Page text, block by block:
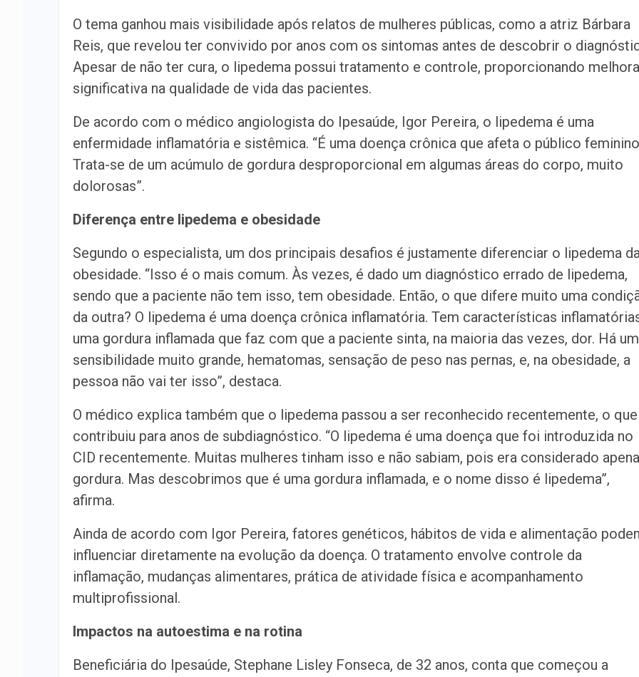
O tema ganhou mais visibilidade após relatos de mulheres públicas, como a atriz Bárbara
Reis, que revelou ter convivido por anos com os sintomas antes de descobrir o
Apesar de não ter cura, o lipedema possui tratamento e controle, proporcionando melhora
significativa na qualidade de vida das pacientes.
De acordo com o médico angiologista do Ipesaúde, Igor Pereira, o lipedema é uma
enfermidade inflamatória e sistêmica. “É uma doença crônica que afeta o público
Trata-se de um acúmulo de gordura desproporcional em algumas áreas do corpo, muito
dolorosas”.
Diferença entre lipedema e obesidade
Segundo o especialista, um dos principais desafios é justamente diferenciar o lipedema
obesidade. “Isso é o mais comum. Às vezes, é dado um diagnóstico errado de lipedema,
sendo que a paciente não tem isso, tem obesidade. Então, o que difere muito uma
da outra? O lipedema é uma doença crônica inflamatória. Tem características
uma gordura inflamada que faz com que a paciente sinta, na maioria das vezes, dor. Há
sensibilidade muito grande, hematomas, sensação de peso nas pernas, e, na obesidade, a
pessoa não vai ter isso”, destaca.
O médico explica também que o lipedema passou a ser reconhecido recentemente, o que
contribuiu para anos de subdiagnóstico. “O lipedema é uma doença que foi introduzida no
CID recentemente. Muitas mulheres tinham isso e não sabiam, pois era considerado
gordura. Mas descobrimos que é uma gordura inflamada, e o nome disso é lipedema”,
afirma.
Ainda de acordo com Igor Pereira, fatores genéticos, hábitos de vida e alimentação
influenciar diretamente na evolução da doença. O tratamento envolve controle da
inflamação, mudanças alimentares, prática de atividade física e acompanhamento
multiprofissional.
Impactos na autoestima e na rotina
Beneficiária do Ipesaúde, Stephane Lisley Fonseca, de 32 anos, conta que começou a